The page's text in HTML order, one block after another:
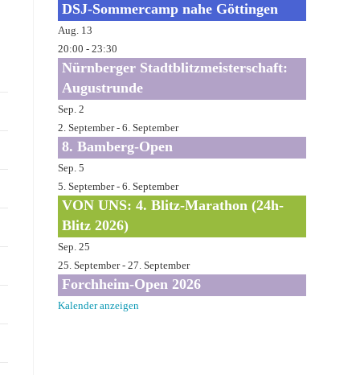
DSJ-Sommercamp nahe Göttingen
Aug. 13
20:00 -23:30
Nürnberger Stadtblitzmeisterschaft:
Augustrunde
Sep.2
2. September-6. September
8. Bamberg-Open
Sep.5
5. September-6. September
VON UNS: 4. Blitz-Marathon (24h-
Blitz 2026)
Sep.25
25. September-27. September
Forchheim-Open 2026
Kalender anzeigen